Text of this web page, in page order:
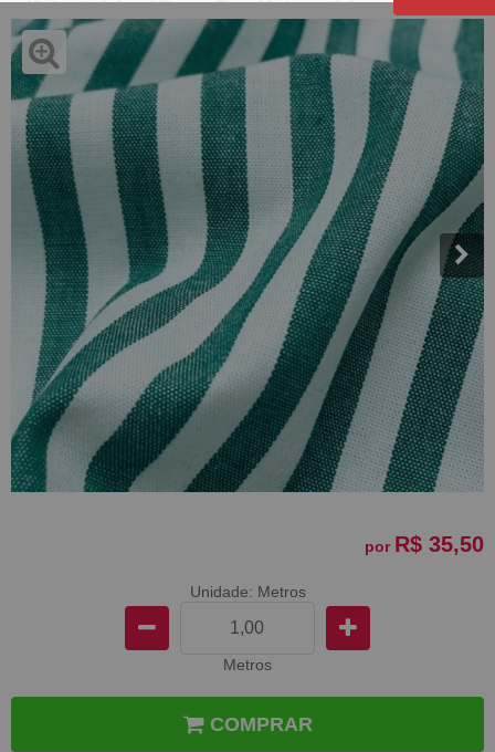
por R$ 35,50
Unidade: Metros
Metros
COMPRAR